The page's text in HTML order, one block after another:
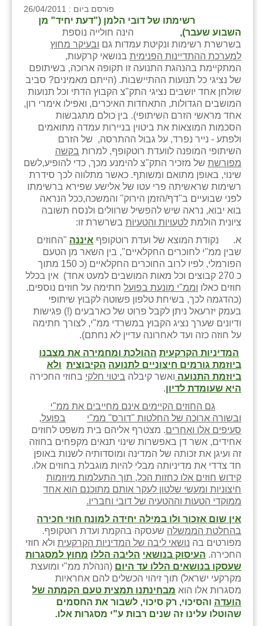
פורסם ביום : 26/04/2011
רשימתו של דובי הלמן ("דעת יחיד" מן
השבוע שעבר),
הינה חולייה נוספת
בשרשרת רשימות ונקיטת עמדות גם ובעיקר מחוץ
למערכת ההתדיינות הפנימית בנושאי קרקעות,
המתקיימת בהנהגת התנועה זו תקופה ארוכה, בשיתופם
של נציגי כל תנועות ההתיישבות. (הייתם מאמינים? סביב
שולחן אחד יושבים נציגי התק"צ הקבוץ הדתי וכל תנועות
המושבים הגדולות, התאחדות האיכרים, ואפילו אימרי רון,
אחד מראשי הזרם השיתופי). בין כולם מתגבשות
הסכמות המוצאות את ביטוין בניירות עמדה מתואמים
ולפתע - נייר נפרד, על גבול ההתרסה, של הזרם
השיתופי המופנה לוועדת רוטקופף, למרות בקשה
מפורשת של מזכיר התק"צ להימנע מכך, כדי להופיע,לשם
שינוי, באופן מתואם ומשותף. כאשר מתלווה לכך סידרת
רשימות שראשיתה פרי עטו של אלישע שפירא ברשימתו
לפני שבועיים ב"דף/הזמן הירוק" והמשכה,ככל הנראה
בוא יבוא, נראה שיש להפשיל שרוולים ולנסח תשובה
ציונית הולמת לטעויות והטעיות בשרשרת זו:
א. נקודת המוצא של ועדת רוטקופף איננה "החוזים
שבין ממ"י לחוכרים החקלאיים", בין השאר מן הטעם
הפורמלי, לפיו לרוב החוכרים החקלאיים (כ 150 מתוך
כ 270 קבוצים וכל מאות המושבים למעט אחד) אין בכלל
חוזים כאלו וממ"י מונעת בפועל חתימה על חוזים נוספים.
(כהדגמה לכך, בשיחת טלפון פשוטה לקבוץ שיתופי
בעמק יזרעאל ניתן לקבל פרוט של כארבעים (!) פגישות
ודיונים שערך נציג הקבוץ במשרדי ממ"י, לצורך חתימה
על חוזה כזה ועד לאחרונה עדיין לא נחתם).
המדיניות הקרקעית ההולכת ומחמירה את מצבנו
ביוזמת גורמים חיצוניים לתנועה הקיבוצית ולא
ביוזמת התנועה ואשר קיבלה ביטוי חלקי בחוזי החכירה
היא שעומדת לדיון.
גם החוזים הקיימים אינם מחייבים את ממ"י
ובשורה ארוכה של החלטות "דורס" ממ"י
בפועל,
סעיפים אלו ואחרים. מצטרף אליהם בית משפט לחוזים
אחידים, אשר דן באפשרות שינוי תנאים מקפחים בחוזה
זה ועיגן את זכותה של המדינה ומוסדותיה לשנות באופן
חד צדדי את מדיניותה מבלי להיות מוגבלת בחוזים אלו.
קידוש חוזים אלו כחזות הכל, תוך התעלמות מיוזמות
חיצוניות ומעשי שלטון לעקר אותם מתוכנם הוא אחד
ממוקדי הטעות וההטעיה של דובי וחבריו.
אין שום אזכור ולו במילה יחידה למונח חוזי חכירה
בהחלטת הממשלה שעסקה בהקמת ועדת רוטקופף.
מפורטים בה נושאי ליבה של המדיניות הקרקעית ולא חוזי
החכירה. העיסוק בנושאי הליבה הללו מחוץ למסגרות
שעסקו בנושאים הללו עד היום (הנהלת ממ"י ומועצת
מקרקעי ישראל) תוך זיהוי הכשלים להם אחראיות
מסגרות אלו הוא מבחינתנו תמצית טעם הקמתה של
הועדה והסיכוי, רק סיכוי, לשבור את החסמים
שהוטלו עלינו זה שנים רבות ע"י מסגרות אלו.
בצרה
בקעות
ֿגבעת שפירא
גן הדרום
גן השומרון
גני עם
גני יהודה
גנות
דקל
זוהר
הדר עם
חבצלת השרון
חמרה
חרב לאת
יבול (מורג)
יקנעם
כליל
יד השמונה
כפר אביב
כפר ביאליק
כפר הרי״ף
כפר מישר
כפר מע״ש
כפר מרדכי